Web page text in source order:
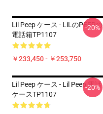
Lil Peep ケース - LiLのPEEPの
電話箱TP1107
￥233,450 - ￥253,750
-20%
Lil Peep ケース - Lil Peep 電話
ケースTP1107
-20%